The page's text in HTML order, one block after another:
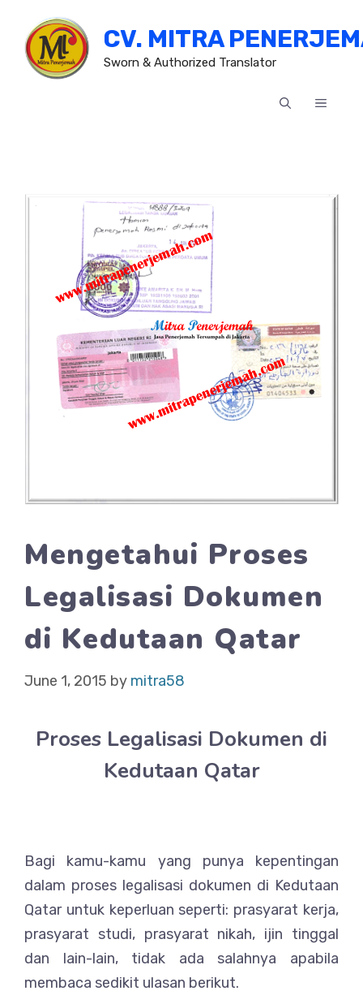
content
CV. MITRA
Sworn & Authorized Translator
MENU
Mengetahui Proses
Legalisasi Dokumen
di Kedutaan Qatar
June 1, 2015 by mitra58
Proses Legalisasi Dokumen di
Kedutaan Qatar
Bagi kamu-kamu yang punya kepentingan
dalam proses legalisasi dokumen di Kedutaan
Qatar untuk keperluan seperti: prasyarat kerja,
prasyarat studi, prasyarat nikah, ijin tinggal
dan lain-lain, tidak ada salahnya apabila
membaca sedikit ulasan berikut.